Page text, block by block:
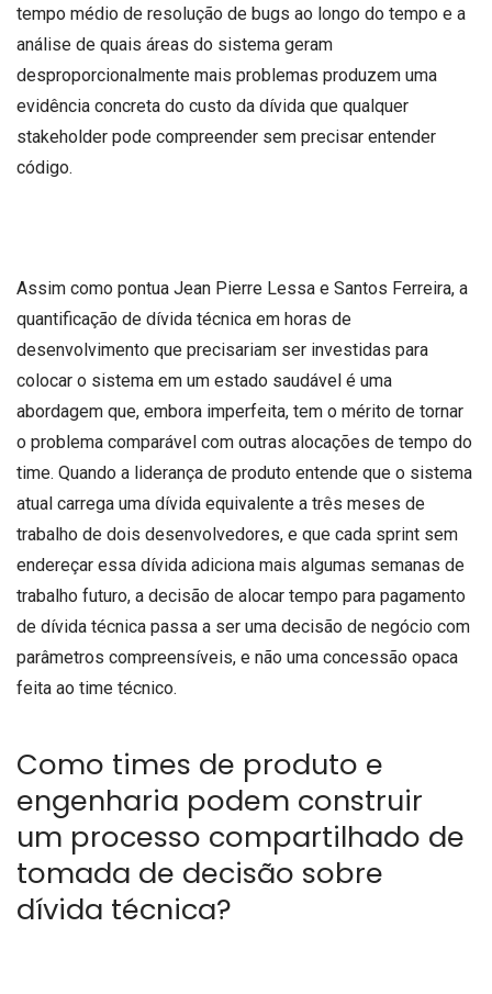
tempo médio de resolução de bugs ao longo do tempo e a
análise de quais áreas do sistema geram
desproporcionalmente mais problemas produzem uma
evidência concreta do custo da dívida que qualquer
stakeholder pode compreender sem precisar entender
código.
Assim como pontua Jean Pierre Lessa e Santos Ferreira, a
quantificação de dívida técnica em horas de
desenvolvimento que precisariam ser investidas para
colocar o sistema em um estado saudável é uma
abordagem que, embora imperfeita, tem o mérito de tornar
o problema comparável com outras alocações de tempo do
time. Quando a liderança de produto entende que o sistema
atual carrega uma dívida equivalente a três meses de
trabalho de dois desenvolvedores, e que cada sprint sem
endereçar essa dívida adiciona mais algumas semanas de
trabalho futuro, a decisão de alocar tempo para pagamento
de dívida técnica passa a ser uma decisão de negócio com
parâmetros compreensíveis, e não uma concessão opaca
feita ao time técnico.
Como times de produto e
engenharia podem construir
um processo compartilhado de
tomada de decisão sobre
dívida técnica?